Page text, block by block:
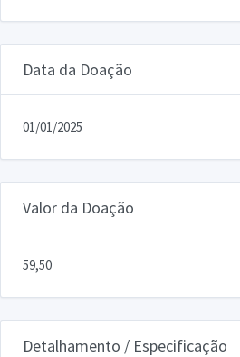
Data da Doação
01/01/2025
Valor da Doação
59,50
Detalhamento / Especificação